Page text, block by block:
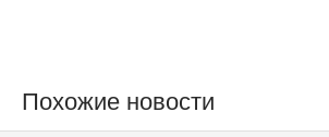
Похожие новости